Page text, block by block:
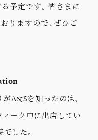
予定です。皆さまに
りますので、ぜひご
がA&Sを知ったのは、
ーク中に出店してい
した。